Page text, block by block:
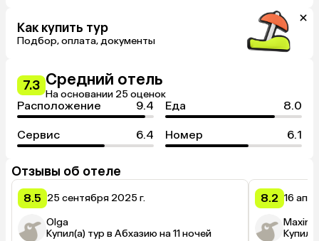
Как купить тур
Подбор, оплата, документы
7.3 Средний отель
На основании 25 оценок
Расположение 9.4 Еда 8.0
Сервис 6.4 Номер 6.1
Отзывы об отеле
8.5 25 сентября 2025 г.
Olga
Купил(а) тур в Абхазию на 11 ночей
8.2 16
Maxim